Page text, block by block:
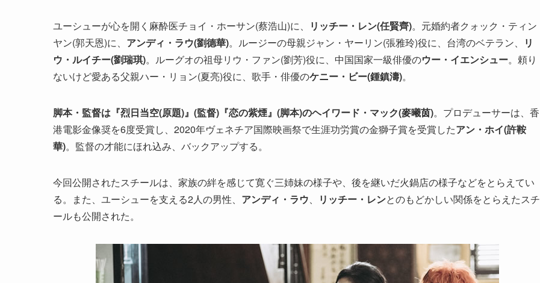
ユーシューが心を開く麻酔医チョイ・ホーサン(蔡浩山)に、 リッチー・レン(任賢齊)。元婚約者クォック・ティン
ヤン(郭天恩)に、 アンディ・ラウ(劉德華)。ルージーの母親ジャン・ヤーリン(張雅玲)役に、台湾のベテラン、
リ
ウ・ルイチー(劉瑞琪)。ルーグオの祖母リウ・ファン(劉芳)役に、中国国家一級俳優のウー・イエンシュー。頼り
ないけど愛ある父親ハー・リョン(夏亮)役に、歌手・俳優のケニー・ビー(鍾鎮濤)。
脚本・監督は『烈日当空(原題)』(監督)『恋の紫煙』(脚本)のヘイワード・マック(麥曦茵)。プロデューサーは、香
港電影金像奨を6度受賞し、2020年ヴェネチア国際映画祭で生涯功労賞の金獅子賞を受賞したアン・ホイ(許鞍
華)。監督の才能にほれ込み、バックアップする。
今回公開されたスチールは、家族の絆を感じて寛ぐ三姉妹の様子や、後を継いだ火鍋店の様子などをとらえてい
る。また、ユーシューを支える2人の男性、 アンディ・ラウ、 リッチー・レンとのもどかしい関係をとらえたスチ
ールも公開された。